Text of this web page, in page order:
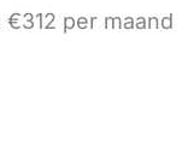
per maand